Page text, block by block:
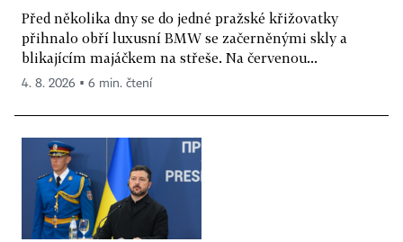
Před několika dny se do jedné pražské křižovatky
přihnalo obří luxusní BMW se začerněnými skly a
blikajícím majáčkem na střeše. Na červenou...
4. 8. 2026 ▪ 6 min. čtení